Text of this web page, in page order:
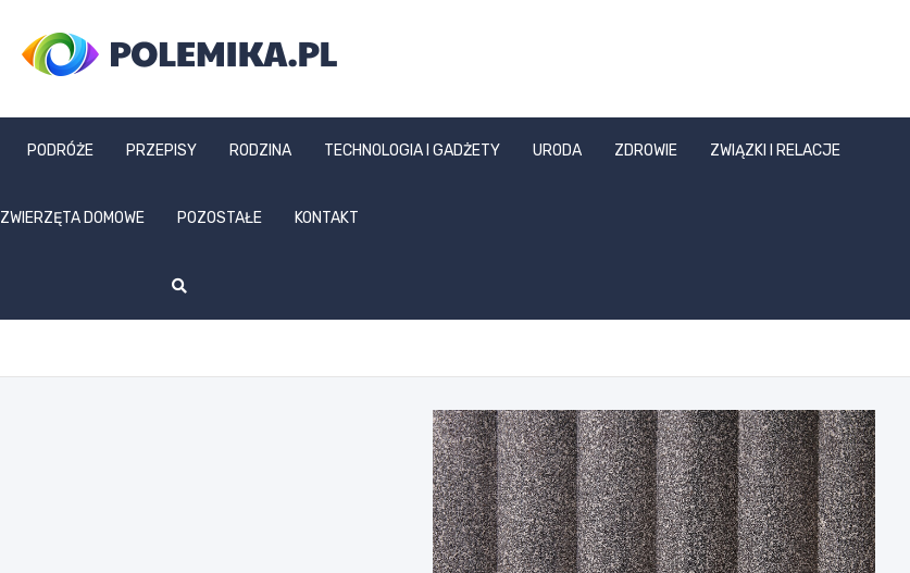
polemika.pl
PODRÓŻE PRZEPISY RODZINA TECHNOLOGIA I GADŻETY URODA ZDROWIE ZWIĄZKI I RELACJE
ZWIERZĘTA DOMOWE POZOSTAŁE KONTAKT